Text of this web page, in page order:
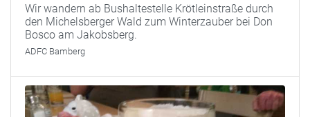
Wir wandern ab Bushaltestelle Krötleinstraße durch
den Michelsberger Wald zum Winterzauber bei Don
Bosco am Jakobsberg.
ADFC Bamberg